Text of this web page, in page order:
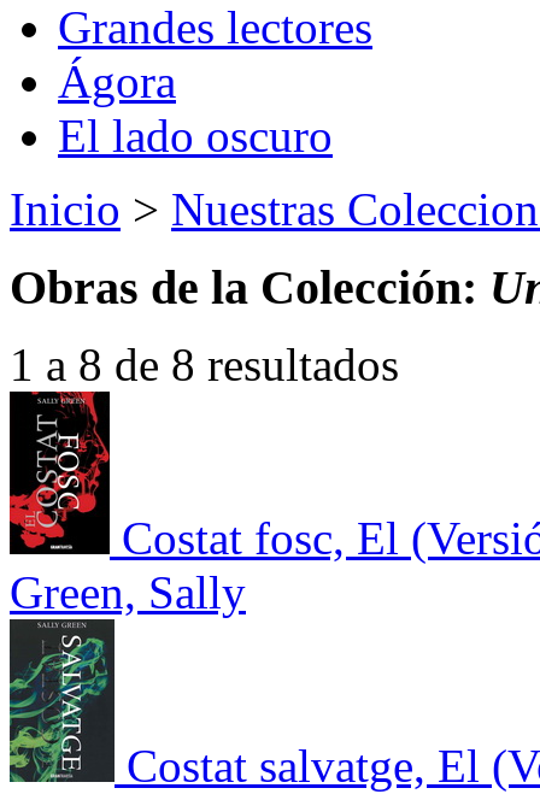
Grandes lectores
Ágora
El lado oscuro
Inicio > Nuestras
Obras de la Colección:
1 a 8 de 8 resultados
Costat fosc, El
Green, Sally
Costat salvatge, El